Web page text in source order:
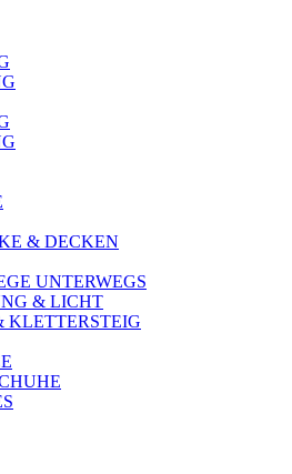
& DECKEN
UNTERWEGS
& LICHT
KLETTERSTEIG